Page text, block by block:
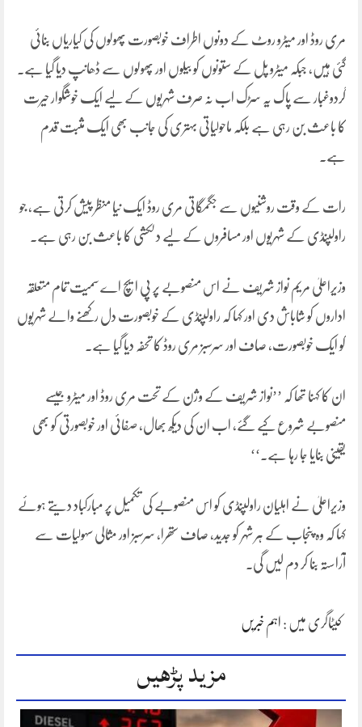
مری روڈ اور میٹرو روٹ کے دونوں اطراف خوبصورت پھولوں کی کیاریاں بنائی
گئی ہیں، جبکہ میٹرو پل کے ستونوں کو بیلوں اور پھولوں سے ڈھانپ دیا گیا ہے۔
گردوغبار سے پاک یہ سڑک اب نہ صرف شہریوں کے لیے ایک خوشگوار حیرت
کا باعث بن رہی ہے بلکہ ماحولیاتی بہتری کی جانب بھی ایک مثبت قدم
ہے۔
رات کے وقت روشنیوں سے جگمگاتی مری روڈ ایک نیا منظر پیش کرتی ہے، جو
راولپنڈی کے شہریوں اور مسافروں کے لیے دلکشی کا باعث بن رہی ہے۔
وزیراعلیٰ مریم نواز شریف نے اس منصوبے پر پی ایچ اے سمیت تمام متعلقہ
اداروں کو شاباش دی اور کہا کہ راولپنڈی کے خوبصورت دل رکھنے والے شہریوں
کو ایک خوبصورت، صاف اور سرسبز مری روڈ کا تحفہ دیا گیا ہے۔
ان کا کہنا تھا کہ ’’نواز شریف کے وژن کے تحت مری روڈ اور میٹرو جیسے
منصوبے شروع کیے گئے، اب ان کی دیکھ بھال، صفائی اور خوبصورتی کو بھی
یقینی بنایا جا رہا ہے۔‘‘
وزیراعلیٰ نے اہلیان راولپنڈی کو اس منصوبے کی تکمیل پر مبارکباد دیتے ہوئے
کہا کہ وہ پنجاب کے ہر شہر کو جدید، صاف ستھرا، سرسبز اور مثالی سہولیات سے
آراستہ بنا کر دم لیں گی۔
کیٹاگری میں : اہم خبریں
مزید پڑھیں